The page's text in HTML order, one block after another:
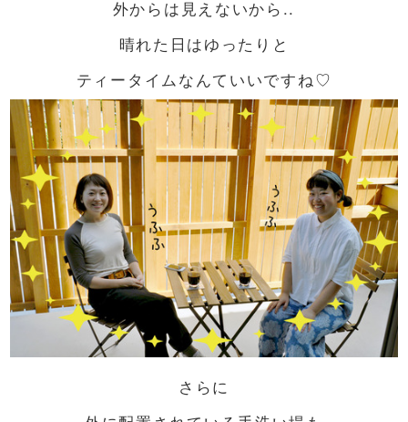
外からは見えないから..
晴れた日はゆったりと
ティータイムなんていいですね♡
さらに